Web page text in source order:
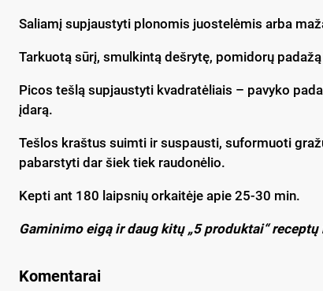
Saliamį supjaustyti plonomis juostelėmis arba
Tarkuotą sūrį, smulkintą dešrytę, pomidorų
Picos tešlą supjaustyti kvadratėliais – pavyko
įdarą.
Tešlos kraštus suimti ir suspausti, suformuoti
pabarstyti dar šiek tiek raudonėlio.
Kepti ant 180 laipsnių orkaitėje apie 25-30 min.
Gaminimo eigą ir daug kitų „5 produktai“ receptų
Komentarai